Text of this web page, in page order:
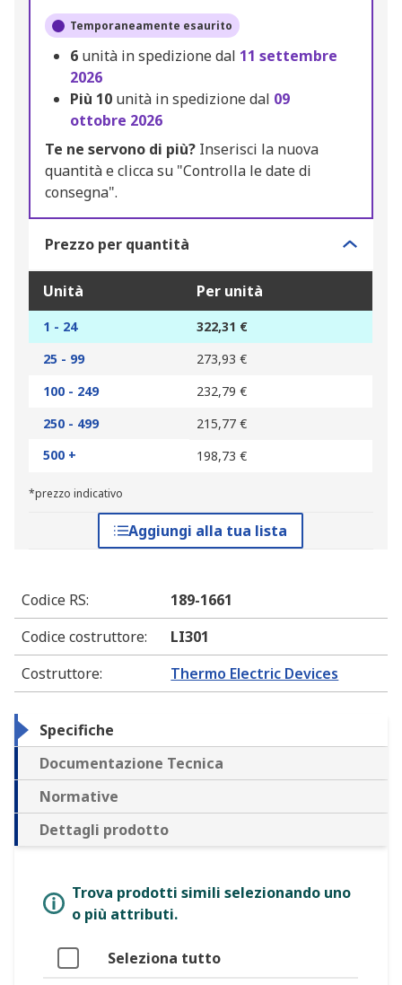
Temporaneamente esaurito
6 unità in spedizione dal 11 settembre
2026
Più 10 unità in spedizione dal 09
ottobre 2026
Te ne servono di più? Inserisci la nuova
quantità e clicca su "Controlla le date di
consegna".
Prezzo per quantità
Unità Per unità
1 - 24
322,31 €
25 - 99
273,93 €
100 - 249
232,79 €
250 - 499
215,77 €
500 +
198,73 €
*prezzo indicativo
Aggiungi alla tua lista
Codice RS:
189-1661
Codice costruttore:
LI301
Costruttore: Thermo Electric Devices
Specifiche
Documentazione Tecnica
Normative
Dettagli prodotto
Trova prodotti simili selezionando uno
o più attributi.
Seleziona tutto